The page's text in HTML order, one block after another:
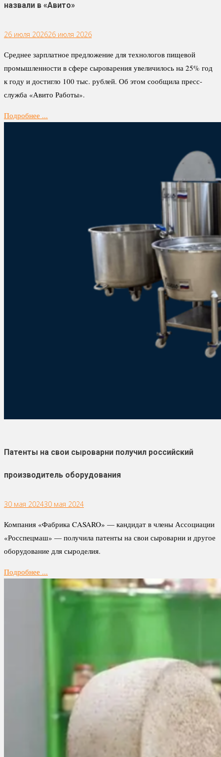
назвали в «Авито»
26 июля 202626 июля 2026
Среднее зарплатное предложение для технологов пищевой
промышленности в сфере сыроварения увеличилось на 25% год
к году и достигло 100 тыс. рублей. Об этом сообщила пресс-
служба «Авито Работы».
Подробнее ...
Патенты на свои сыроварни получил российский
производитель оборудования
30 мая 202430 мая 2024
Компания «Фабрика CASARO» — кандидат в члены Ассоциации
«Росспецмаш» — получила патенты на свои сыроварни и другое
оборудование для сыроделия.
Подробнее ...